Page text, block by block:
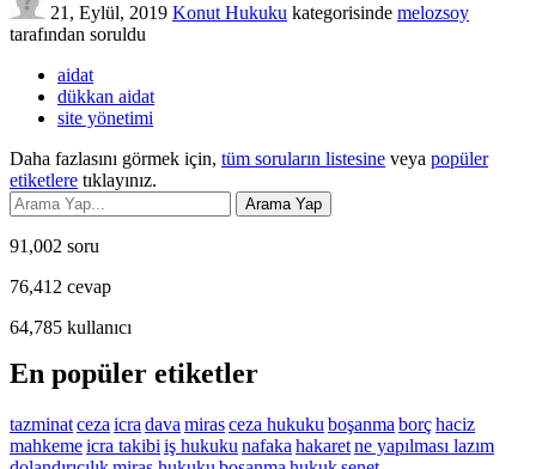
21, Eylül, 2019 Konut Hukuku kategorisinde melozsoy
tarafından soruldu
aidat
dükkan aidat
site yönetimi
Daha fazlasını görmek için, tüm soruların listesine veya popüler
etiketlere tıklayınız.
91,002 soru
76,412 cevap
64,785 kullanıcı
En popüler etiketler
tazminatceza icra dava mirasceza hukuku boşanma borçhaciz
mahkemeicra takibi iş hukuku nafaka hakaretne yapılması lazım